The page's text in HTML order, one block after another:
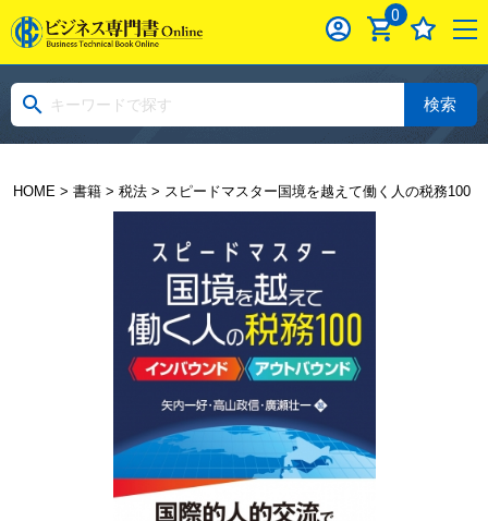
0
検索
HOME> 書籍> 税法> スピードマスター国境を越えて働く人の税務100